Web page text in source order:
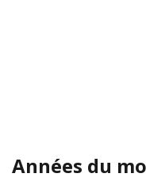
Années du